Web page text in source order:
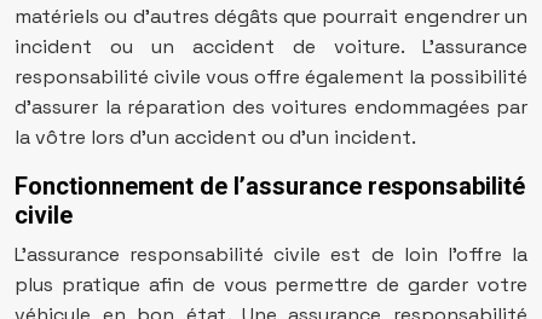
matériels ou d’autres dégâts que pourrait engendrer un
incident ou un accident de voiture. L’assurance
responsabilité civile vous offre également la possibilité
d’assurer la réparation des voitures endommagées par
la vôtre lors d’un accident ou d’un incident.
Fonctionnement de l’assurance responsabilité
civile
L’assurance responsabilité civile est de loin l’offre la
plus pratique afin de vous permettre de garder votre